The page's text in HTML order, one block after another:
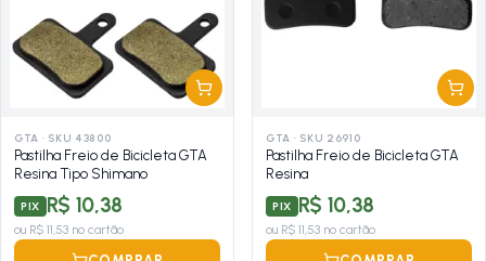
GTA · SKU 43800
Pastilha Freio de Bicicleta GTA
Resina Tipo Shimano
PIX R$ 10,38
ou R$ 11,53 no cartão
GTA · SKU 26910
Pastilha Freio de Bicicleta GTA
Resina
PIX R$ 10,38
ou R$ 11,53 no cartão